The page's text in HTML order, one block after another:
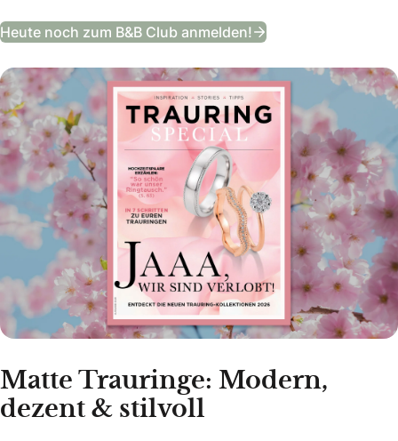
Heute noch zum B&B Club anmelden! Trauring Special
Matte Trauringe: Modern,
dezent & stilvoll